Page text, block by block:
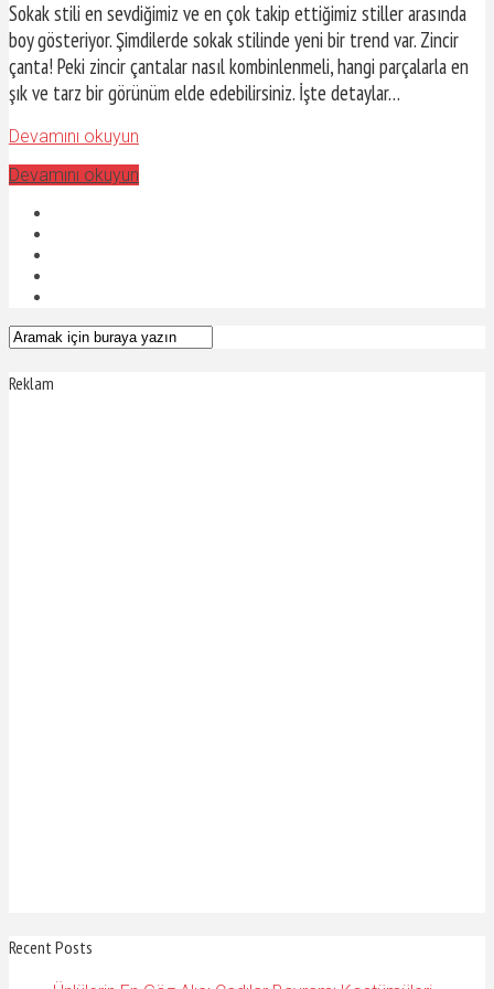
Sokak stili en sevdiğimiz ve en çok takip ettiğimiz stiller arasında
boy gösteriyor. Şimdilerde sokak stilinde yeni bir trend var. Zincir
çanta! Peki zincir çantalar nasıl kombinlenmeli, hangi parçalarla en
şık ve tarz bir görünüm elde edebilirsiniz. İşte detaylar…
Devamını okuyun
Devamını okuyun
Reklam
Recent Posts